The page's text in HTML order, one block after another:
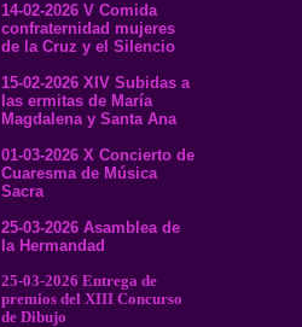
14-02-2026 V Comida
confraternidad mujeres
de la Cruz y el Silencio
15-02-2026 XIV Subidas a
las ermitas de María
Magdalena y Santa Ana
01-03-2026 X Concierto de
Cuaresma de Música
Sacra
25-03-2026 Asamblea de
la Hermandad
25-03-2026 Entrega de
premios del XIII Concurso
de Dibujo